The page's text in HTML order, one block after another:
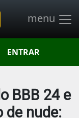
menu
ENTRAR
BBB 24 e
de nude: